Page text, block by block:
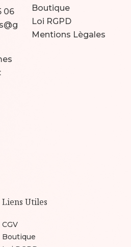
06
Boutique
Loi RGPD
Mentions Lègales
Liens Utiles
CGV
Boutique